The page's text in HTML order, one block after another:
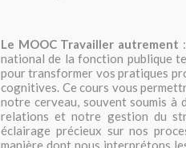
Le MOOC Travailler autrement
national de la fonction publique
pour transformer vos pratiques
cognitives. Ce cours vous
notre cerveau, souvent soumis à
relations et notre gestion du
éclairage précieux sur nos
manière dont nous interprétons